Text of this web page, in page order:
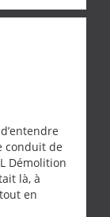
conduit de
Démolition
là, à
en